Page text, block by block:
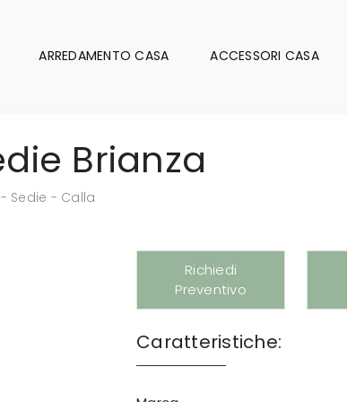
ARREDAMENTO CASA ACCESSORI CASA
Brianza
- Sedie - Calla
Richiedi
Preventivo
Caratteristiche: